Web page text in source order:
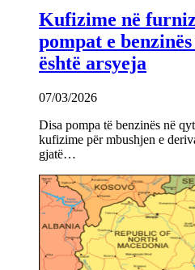
Kufizime në
pompat e
është arsyeja
07/03/2026
Disa pompa të benzinës në
kufizime për mbushjen e
gjatë…